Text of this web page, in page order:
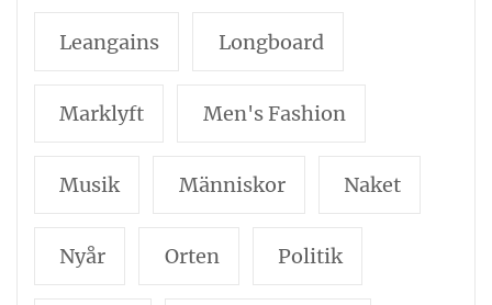
Leangains Longboard
Marklyft Men's Fashion
Musik Människor Naket
Nyår Orten Politik